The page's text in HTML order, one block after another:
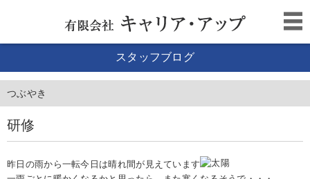
スタッフブログ
つぶやき
研修
昨日の雨から一転今日は晴れ間が見えています